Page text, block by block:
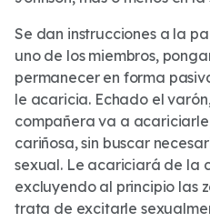
Se dan instrucciones a la
uno de los miembros,
permanecer en forma
le acaricia. Echado el
compañera va a
cariñosa, sin buscar
sexual. Le acariciará de la
excluyendo al principio las
trata de excitarle